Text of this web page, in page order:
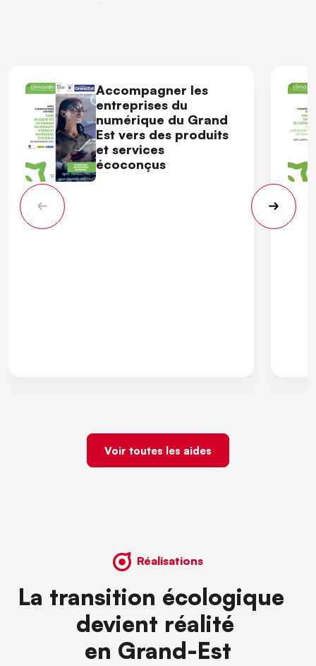
Accompagner les
entreprises du
numérique du Grand
Est vers des produits
et services
écoconçus
Voir toutes les aides
Réalisations
La transition écologique
devient réalité
en Grand-Est